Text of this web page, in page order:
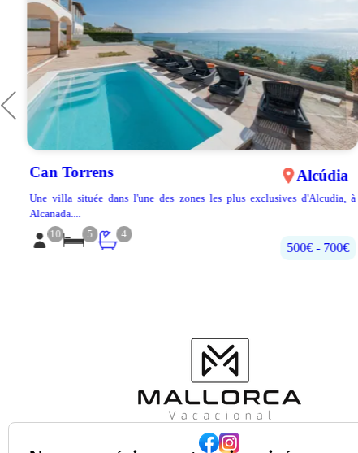
Can Torrens Alcúdia
Une villa située dans l'une des zones les plus exclusives d'Alcudia, à
Alcanada....
10
5 4
500€‎ - 700€‎